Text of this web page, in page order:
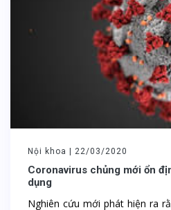
Nội khoa | 22/03/2020
Coronavirus chủng mới ổn
dụng
Nghiên cứu mới phát hiện ra